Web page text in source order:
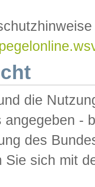
die
-
des
Sie sich mit